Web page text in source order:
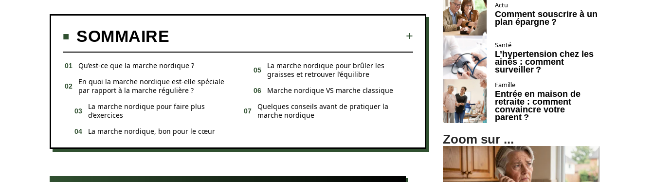
SOMMAIRE
Qu’est-ce que la marche nordique ?
En quoi la marche nordique est-elle spéciale
par rapport à la marche régulière ?
La marche nordique pour faire plus
d’exercices
La marche nordique, bon pour le cœur
La marche nordique pour brûler les
graisses et retrouver l’équilibre
Marche nordique VS marche classique
Quelques conseils avant de pratiquer la
marche nordique
Actu
Comment souscrire à un
plan épargne ?
Santé
L’hypertension chez les
ainés : comment
surveiller ?
Famille
Entrée en maison de
retraite : comment
convaincre votre
parent ?
Zoom sur ...